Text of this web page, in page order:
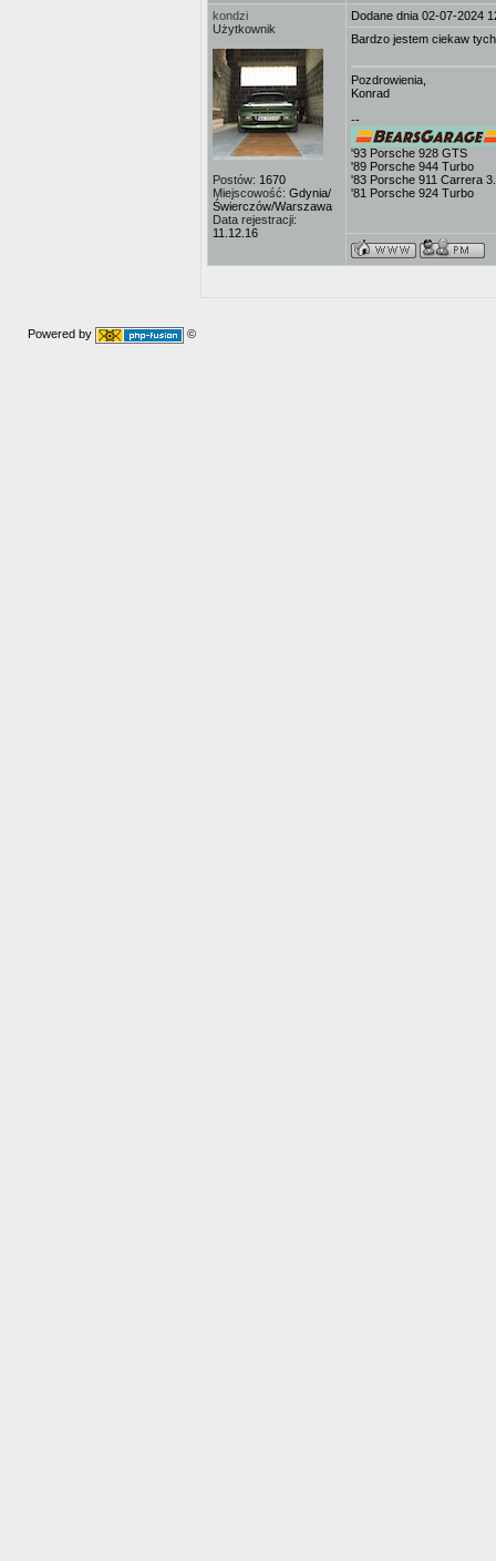
kondzi
Użytkownik
Postów: 1670
Miejscowość: Gdynia/
Świerczów/Warszawa
Data rejestracji:
11.12.16
Dodane dnia 02-07-2024
Bardzo jestem ciekaw
Pozdrowienia,
Konrad
--
'93 Porsche 928 GTS
'89 Porsche 944 Turbo
'83 Porsche 911 Carrera
'81 Porsche 924 Turbo
Powered by ©